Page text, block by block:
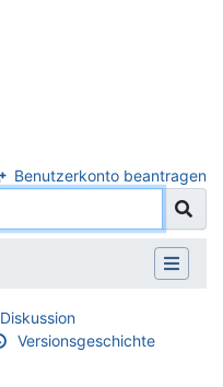
Benutzerkonto beantragen
Diskussion
Versionsgeschichte